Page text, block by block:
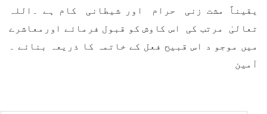
یقیناً مشت زنی حرام اور شیطانی کام ہے ۔اللہ
تعالیٰ مرتب کی اس کاوش کو قبول فرمائے اورمعاشرے
میں موجو د اس قبیح فعل کے خاتمہ کا ذریعہ بنائے ۔
آمین